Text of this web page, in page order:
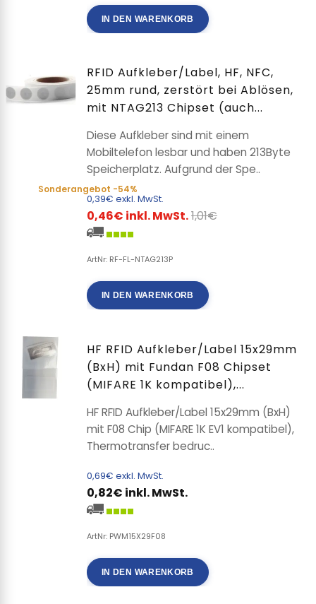
IN DEN WARENKORB
Sonderangebot -54%
RFID Aufkleber/Label, HF, NFC,
25mm rund, zerstört bei Ablösen,
mit NTAG213 Chipset (auch...
Diese Aufkleber sind mit einem
Mobiltelefon lesbar und haben 213Byte
Speicherplatz. Aufgrund der Spe..
0,39€ exkl. MwSt.
0,46€ inkl. MwSt.1,01€
ArtNr: RF-FL-NTAG213P
IN DEN WARENKORB
HF RFID Aufkleber/Label 15x29mm
(BxH) mit Fundan F08 Chipset
(MIFARE 1K kompatibel),...
HF RFID Aufkleber/Label 15x29mm (BxH)
mit F08 Chip (MIFARE 1K EV1 kompatibel),
Thermotransfer bedruc..
0,69€ exkl. MwSt.
0,82€ inkl. MwSt.
ArtNr: PWM15X29F08
IN DEN WARENKORB